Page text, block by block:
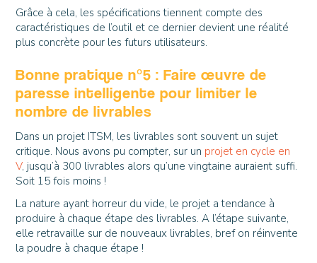
Grâce à cela, les spécifications tiennent compte des
caractéristiques de l’outil et ce dernier devient une réalité
plus concrète pour les futurs utilisateurs.
Bonne pratique n°5 : Faire œuvre de
paresse intelligente pour limiter le
nombre de livrables
Dans un projet ITSM, les livrables sont souvent un sujet
critique. Nous avons pu compter, sur un projet en cycle en
V, jusqu’à 300 livrables alors qu’une vingtaine auraient suffi.
Soit 15 fois moins !
La nature ayant horreur du vide, le projet a tendance à
produire à chaque étape des livrables. A l’étape suivante,
elle retravaille sur de nouveaux livrables, bref on réinvente
la poudre à chaque étape !